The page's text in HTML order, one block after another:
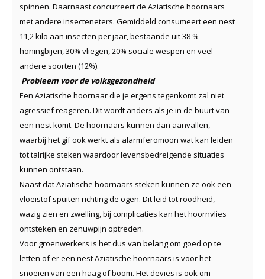
spinnen. Daarnaast concurreert de Aziatische hoornaars
met andere insecteneters. Gemiddeld consumeert een nest
11,2 kilo aan insecten per jaar, bestaande uit 38 %
honingbijen, 30% vliegen, 20% sociale wespen en veel
andere soorten (12%).
Probleem voor de volksgezondheid
Een Aziatische hoornaar die je ergens tegenkomt zal niet
agressief reageren. Dit wordt anders als je in de buurt van
een nest komt. De hoornaars kunnen dan aanvallen,
waarbij het gif ook werkt als alarmferomoon wat kan leiden
tot talrijke steken waardoor levensbedreigende situaties
kunnen ontstaan.
Naast dat Aziatische hoornaars steken kunnen ze ook een
vloeistof spuiten richting de ogen. Dit leid tot roodheid,
wazig zien en zwelling, bij complicaties kan het hoornvlies
ontsteken en zenuwpijn optreden.
Voor groenwerkers is het dus van belang om goed op te
letten of er een nest Aziatische hoornaars is voor het
snoeien van een haag of boom. Het devies is ook om